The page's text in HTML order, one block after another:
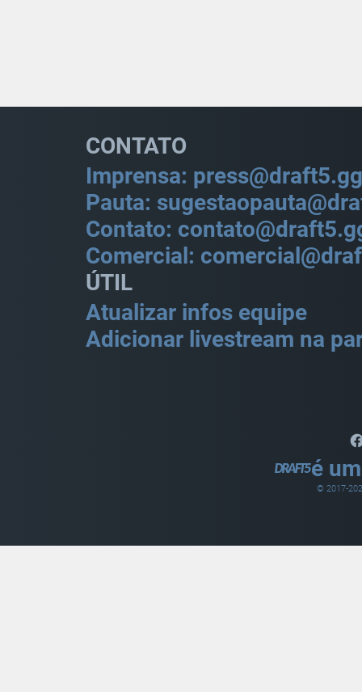
CONTATO
Imprensa: press@draft5.gg
Pauta:
Contato:
Comercial:
ÚTIL
Atualizar infos equipe
Adicionar livestream na
é
© 2017-